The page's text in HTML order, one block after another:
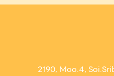
2190, Moo.4,